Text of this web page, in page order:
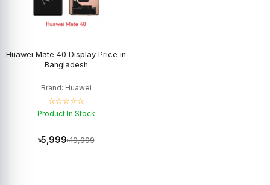
Huawei Mate 40 Display Price in
Bangladesh
Brand: Huawei
☆☆☆☆☆
Product In Stock
৳5,999৳19,999